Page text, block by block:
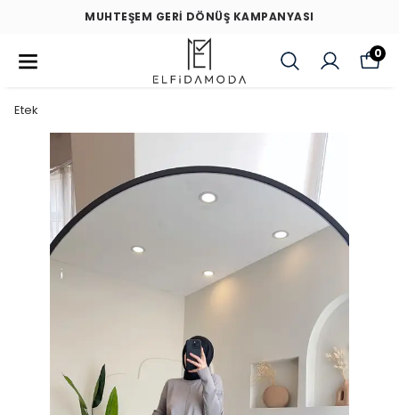
MUHTEŞEM GERİ DÖNÜŞ KAMPANYASI
0
Etek